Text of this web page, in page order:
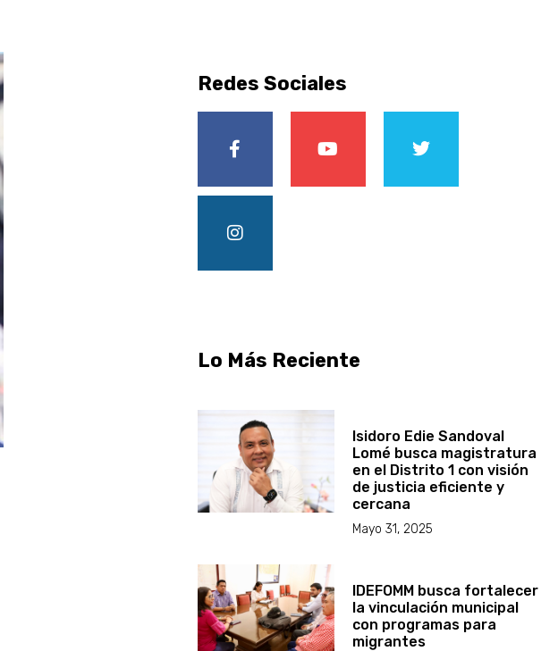
Redes Sociales
Lo Más Reciente
Isidoro Edie Sandoval
Lomé busca magistratura
en el Distrito 1 con visión
de justicia eficiente y
cercana
Mayo 31, 2025
IDEFOMM busca fortalecer
la vinculación municipal
con programas para
migrantes